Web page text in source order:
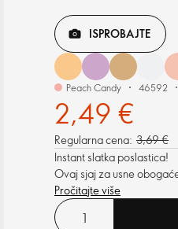
ISPROBAJTE
Peach Candy 46592
2,49 €
Regularna cena: 3,69 €
Instant slatka poslastica!
Ovaj sjaj za usne
Pročitajte više